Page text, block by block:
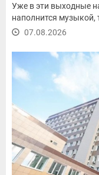
Уже в эти выходные
наполнится музыкой,
07.08.2026